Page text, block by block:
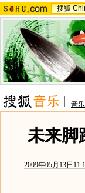
搜狐
音
未来脚
2009年05月13日